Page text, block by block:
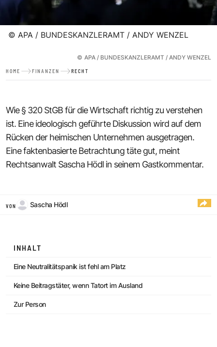
© APA / BUNDESKANZLERAMT / ANDY WENZEL
© APA / BUNDESKANZLERAMT / ANDY WENZEL
HOME FINANZEN RECHT
Wie § 320 StGB für die Wirtschaft richtig zu verstehen
ist. Eine ideologisch geführte Diskussion wird auf dem
Rücken der heimischen Unternehmen ausgetragen.
Eine faktenbasierte Betrachtung täte gut, meint
Rechtsanwalt Sascha Hödl in seinem Gastkommentar.
VON Sascha Hödl
INHALT
Eine Neutralitätspanik ist fehl am Platz
Keine Beitragstäter, wenn Tatort im Ausland
Zur Person